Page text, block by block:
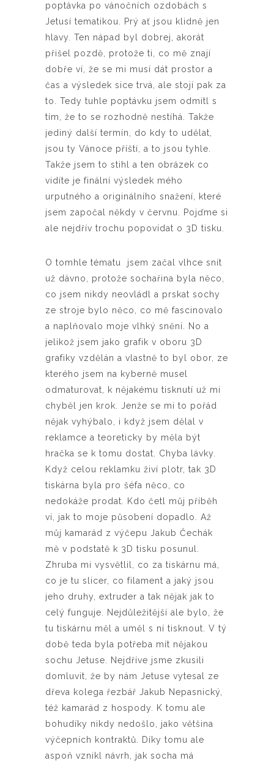
poptávka po vánočních ozdobách s
Jetusí tematikou. Prý ať jsou klidně jen
hlavy. Ten nápad byl dobrej, akorát
přišel pozdě, protože ti, co mě znají
dobře ví, že se mi musí dát prostor a
čas a výsledek sice trvá, ale stojí pak za
to. Tedy tuhle poptávku jsem odmítl s
tím, že to se rozhodně nestíhá. Takže
jediný další termín, do kdy to udělat,
jsou ty Vánoce příští, a to jsou tyhle.
Takže jsem to stihl a ten obrázek co
vidíte je finální výsledek mého
urputného a originálního snažení, které
jsem započal někdy v červnu. Pojďme si
ale nejdřív trochu popovídat o 3D tisku.
O tomhle tématu jsem začal vlhce snít
už dávno, protože sochařina byla něco,
co jsem nikdy neovládl a prskat sochy
ze stroje bylo něco, co mě fascinovalo
a naplňovalo moje vlhký snění. No a
jelikož jsem jako grafik v oboru 3D
grafiky vzdělán a vlastně to byl obor, ze
kterého jsem na kyberně musel
odmaturovat, k nějakému tisknutí už mi
chyběl jen krok. Jenže se mi to pořád
nějak vyhýbalo, i když jsem dělal v
reklamce a teoreticky by měla být
hračka se k tomu dostat. Chyba lávky.
Když celou reklamku živí plotr, tak 3D
tiskárna byla pro šéfa něco, co
nedokáže prodat. Kdo četl můj příběh
ví, jak to moje působení dopadlo. Až
můj kamarád z výčepu Jakub Čechák
mě v podstatě k 3D tisku posunul.
Zhruba mi vysvětlil, co za tiskárnu má,
co je tu slicer, co filament a jaký jsou
jeho druhy, extruder a tak nějak jak to
celý funguje. Nejdůležitější ale bylo, že
tu tiskárnu měl a uměl s ní tisknout. V tý
době teda byla potřeba mít nějakou
sochu Jetuse. Nejdříve jsme zkusili
domluvit, že by nám Jetuse vytesal ze
dřeva kolega řezbář Jakub Nepasnický,
též kamarád z hospody. K tomu ale
bohudíky nikdy nedošlo, jako většina
výčepních kontraktů. Díky tomu ale
aspoň vznikl návrh, jak socha má